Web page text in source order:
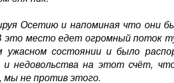
Осетию и напоминая что они
место едет огромный поток
состоянии и было
недовольства на этот счёт,
мы не против этого.